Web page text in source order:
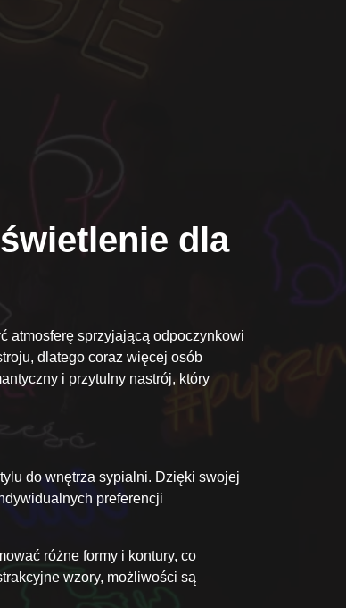
dla
atmosferę sprzyjającą odpoczynkowi
dlatego coraz więcej osób
i przytulny nastrój, który
do wnętrza sypialni. Dzięki swojej
preferencji
różne formy i kontury, co
wzory, możliwości są